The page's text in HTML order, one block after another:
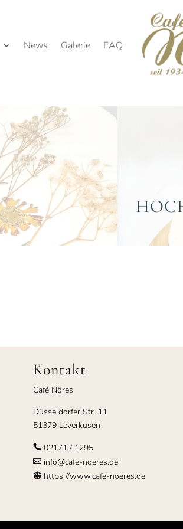
News Galerie FAQ
Kontakt
Café Nöres
Düsseldorfer Str. 11
51379 Leverkusen
 02171 / 1295
info@cafe-noeres.de
https://www.cafe-noeres.de